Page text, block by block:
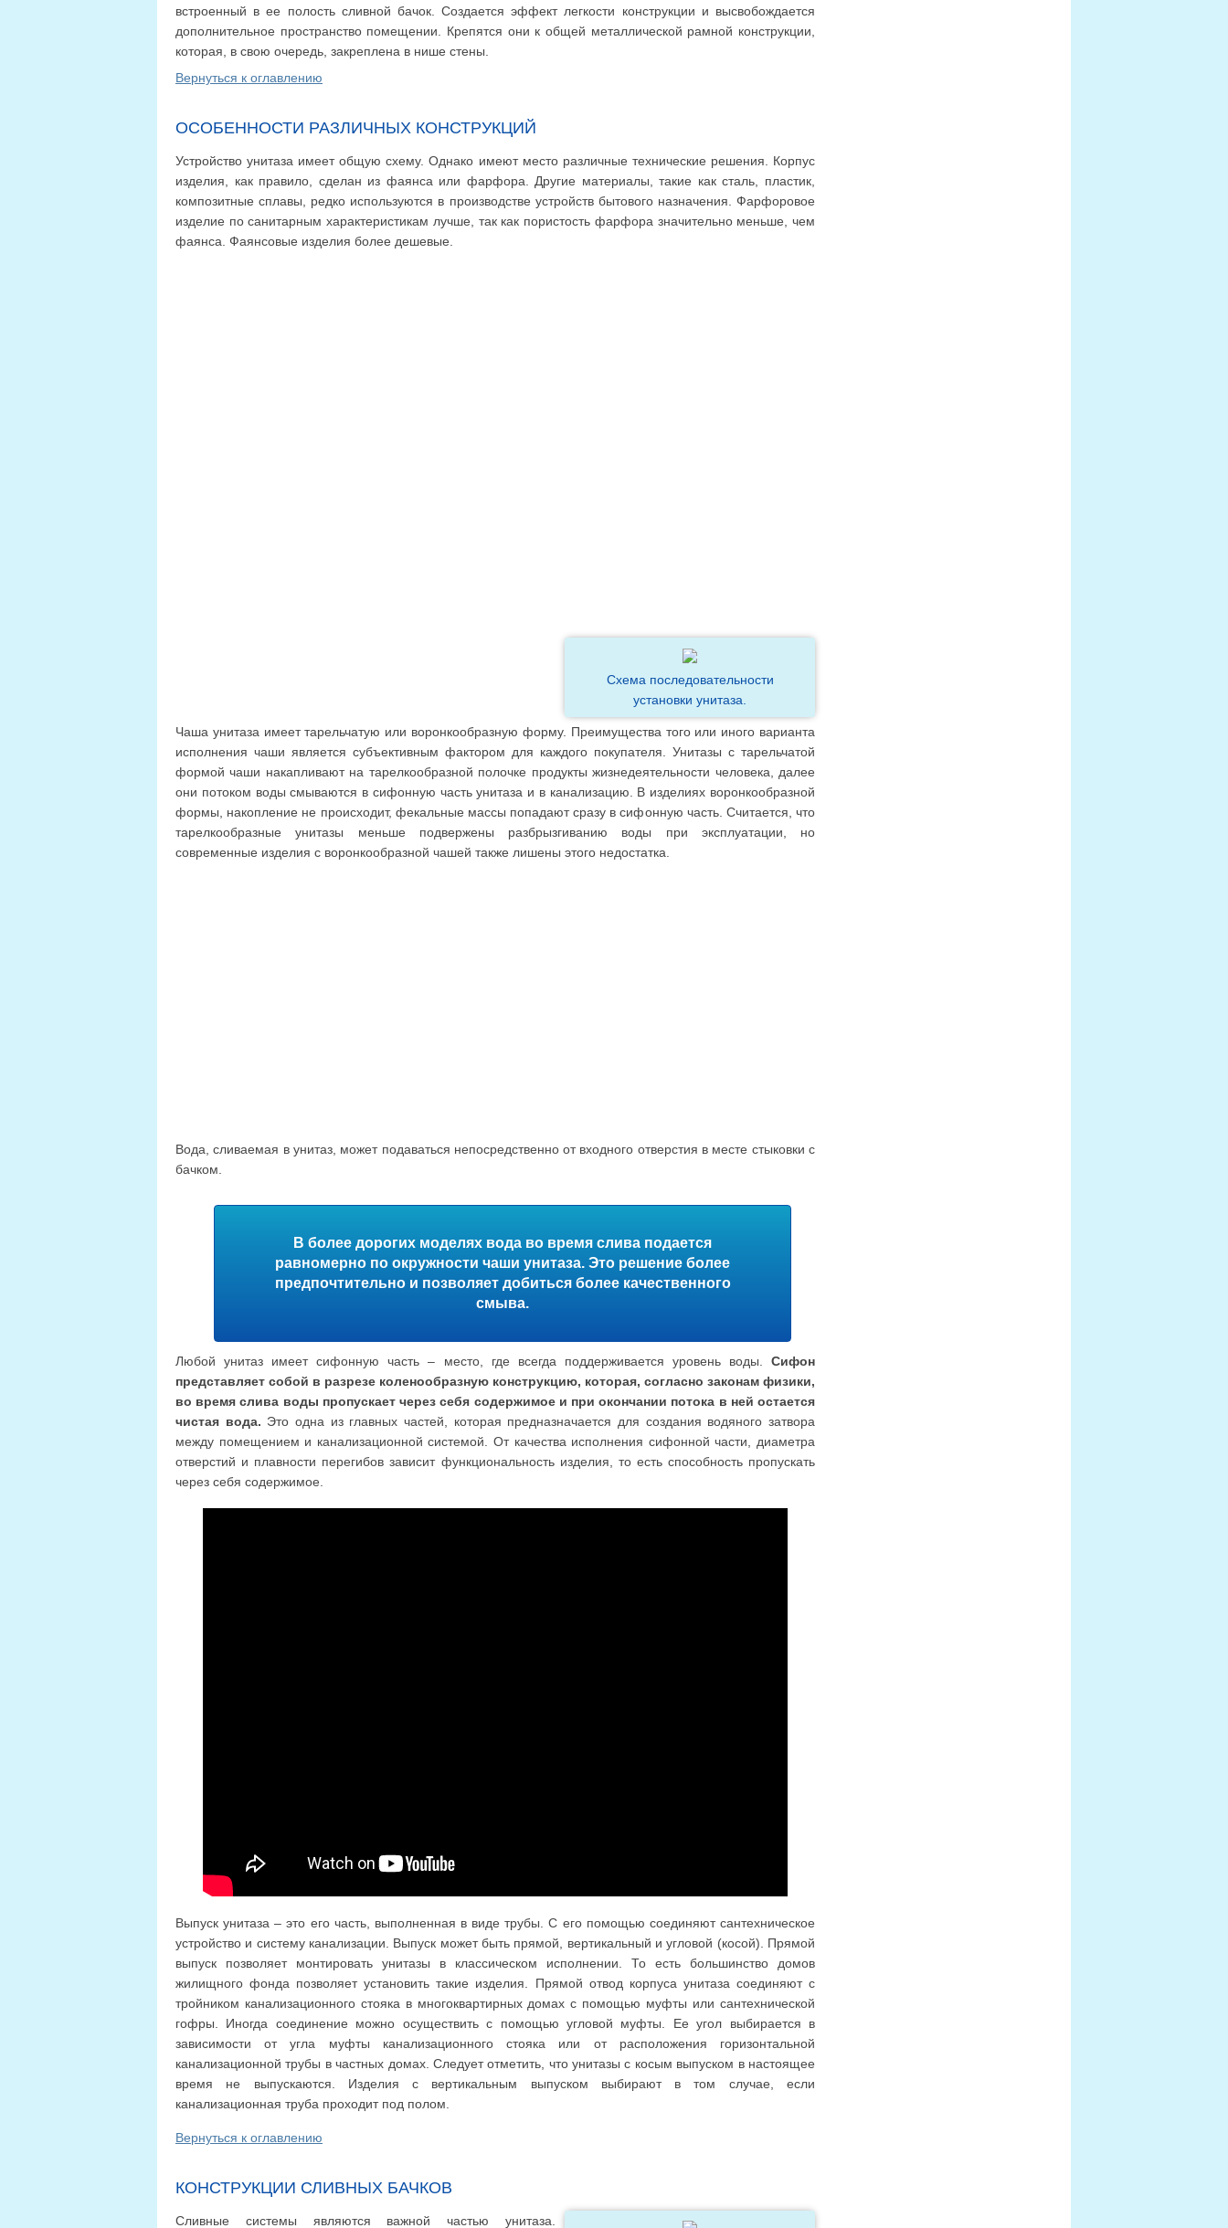
встроенный в ее полость сливной бачок. Создается эффект легкости конструкции и высвобождается
дополнительное пространство помещении. Крепятся они к общей металлической рамной конструкции,
которая, в свою очередь, закреплена в нише стены.
Вернуться к оглавлению
ОСОБЕННОСТИ РАЗЛИЧНЫХ КОНСТРУКЦИЙ
Устройство унитаза имеет общую схему. Однако имеют место различные технические решения. Корпус
изделия, как правило, сделан из фаянса или фарфора. Другие материалы, такие как сталь, пластик,
композитные сплавы, редко используются в производстве устройств бытового назначения. Фарфоровое
изделие по санитарным характеристикам лучше, так как пористость фарфора значительно меньше, чем
фаянса. Фаянсовые изделия более дешевые.
Схема последовательности
установки унитаза.
Чаша унитаза имеет тарельчатую или воронкообразную форму. Преимущества того или иного варианта
исполнения чаши является субъективным фактором для каждого покупателя. Унитазы с тарельчатой
формой чаши накапливают на тарелкообразной полочке продукты жизнедеятельности человека, далее
они потоком воды смываются в сифонную часть унитаза и в канализацию. В изделиях воронкообразной
формы, накопление не происходит, фекальные массы попадают сразу в сифонную часть. Считается, что
тарелкообразные унитазы меньше подвержены разбрызгиванию воды при эксплуатации, но
современные изделия с воронкообразной чашей также лишены этого недостатка.
Вода, сливаемая в унитаз, может подаваться непосредственно от входного отверстия в месте стыковки с
бачком.
В более дорогих моделях вода во время слива подается
равномерно по окружности чаши унитаза. Это решение более
предпочтительно и позволяет добиться более качественного
смыва.
Любой унитаз имеет сифонную часть – место, где всегда поддерживается уровень воды. Сифон
представляет собой в разрезе коленообразную конструкцию, которая, согласно законам физики,
во время слива воды пропускает через себя содержимое и при окончании потока в ней остается
чистая вода. Это одна из главных частей, которая предназначается для создания водяного затвора
между помещением и канализационной системой. От качества исполнения сифонной части, диаметра
отверстий и плавности перегибов зависит функциональность изделия, то есть способность пропускать
через себя содержимое.
Выпуск унитаза – это его часть, выполненная в виде трубы. С его помощью соединяют сантехническое
устройство и систему канализации. Выпуск может быть прямой, вертикальный и угловой (косой). Прямой
выпуск позволяет монтировать унитазы в классическом исполнении. То есть большинство домов
жилищного фонда позволяет установить такие изделия. Прямой отвод корпуса унитаза соединяют с
тройником канализационного стояка в многоквартирных домах с помощью муфты или сантехнической
гофры. Иногда соединение можно осуществить с помощью угловой муфты. Ее угол выбирается в
зависимости от угла муфты канализационного стояка или от расположения горизонтальной
канализационной трубы в частных домах. Следует отметить, что унитазы с косым выпуском в настоящее
время не выпускаются. Изделия с вертикальным выпуском выбирают в том случае, если
канализационная труба проходит под полом.
Вернуться к оглавлению
КОНСТРУКЦИИ СЛИВНЫХ БАЧКОВ
Сливные системы являются важной частью унитаза.